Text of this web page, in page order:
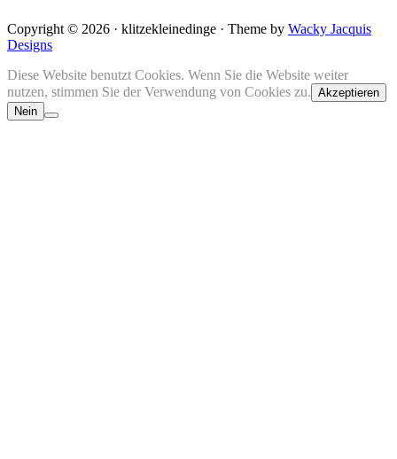
Copyright © 2026 · klitzekleinedinge · Theme by Wacky Jacquis
Designs
Diese Website benutzt Cookies. Wenn Sie die Website weiter
nutzen, stimmen Sie der Verwendung von Cookies zu. Akzeptieren
Nein